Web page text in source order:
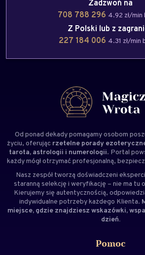
Zadzwoń na
708 788 296 4.92 zł/
Z Polski lub z
227 184 006 4.31 zł/min
Od ponad dekady pomagamy osobom
życiu, oferując rzetelne porady
tarota, astrologii i numerologii. Portal
każdy mógł otrzymać profesjonalną,
Nasz zespół tworzą doświadczeni eksperci
staranną selekcję i weryfikację – nie ma tu
Kierujemy się autentycznością,
indywidualne potrzeby każdego Klienta.
miejsce, gdzie znajdziesz wskazówki,
dzień.
Pomoc